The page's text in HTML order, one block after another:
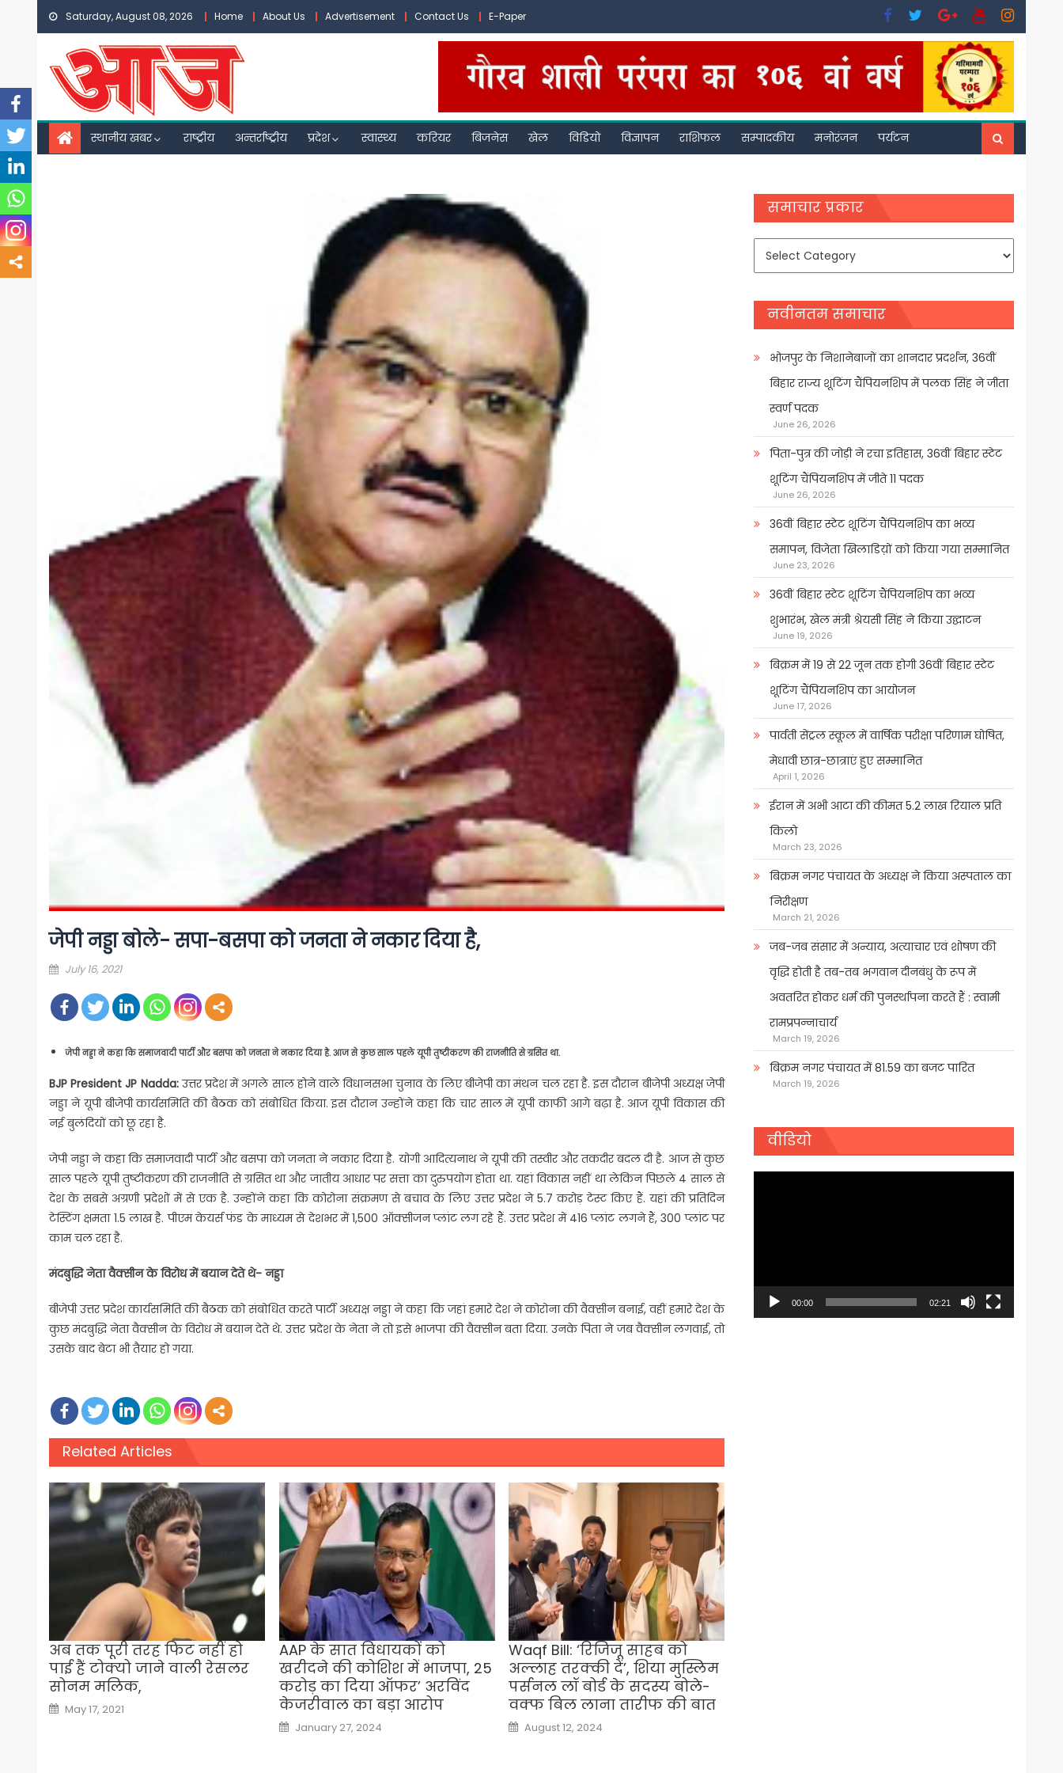
Skip
content
Saturday, August 08, 2026 Home About Us Advertisement Contact Us E-Paper
स्थानीय खबर राष्ट्रीय अन्तर्राष्ट्रीय प्रदेश स्वास्थ्य करियर बिजनेस खेल विडियो विज्ञापन राशिफल सम्पादकीय मनोरंजन पर्यटन
जेपी नड्डा बोले- सपा-बसपा को जनता ने नकार दिया है,
Posted
July 16, 2021
जेपी नड्डा ने कहा कि समाजवादी पार्टी और बसपा को जनता ने नकार दिया है. आज से कुछ साल पहले यूपी तुष्टीकरण की राजनीति से ग्रसित था.
BJP President JP Nadda:उत्तर प्रदेश में अगले साल होने वाले विधानसभा चुनाव के लिए बीजेपी का मंथन चल रहा है. इस दौरान बीजेपी अध्यक्ष जेपी
नड्डा ने यूपी बीजेपी कार्यसमिति की बैठक को संबोधित किया. इस दौरान उन्होंने कहा कि चार साल में यूपी काफी आगे बढ़ा है. आज यूपी विकास की
नई बुलंदियों को छू रहा है.
जेपी नड्डा ने कहा कि समाजवादी पार्टी और बसपा को जनता ने नकार दिया है. योगी आदित्यनाथ ने यूपी की तस्वीर और तकदीर बदल दी है. आज से कुछ
साल पहले यूपी तुष्टीकरण की राजनीति से ग्रसित था और जातीय आधार पर सत्ता का दुरुपयोग होता था. यहां विकास नहीं था लेकिन पिछले 4 साल से
देश के सबसे अग्रणी प्रदेशों में से एक है. उन्होंने कहा कि कोरोना संक्रमण से बचाव के लिए उत्तर प्रदेश ने 5.7 करोड़ टेस्ट किए हैं. यहां की प्रतिदिन
टेस्टिंग क्षमता 1.5 लाख है. पीएम केयर्स फंड के माध्यम से देशभर में 1,500 ऑक्सीजन प्लांट लग रहे हैं. उत्तर प्रदेश में 416 प्लांट लगने हैं, 300 प्लांट पर
काम चल रहा है.
मंदबुद्धि नेता वैक्सीन के विरोध में बयान देते थे- नड्डा
बीजेपी उत्तर प्रदेश कार्यसमिति की बैठक को संबोधित करते पार्टी अध्यक्ष नड्डा ने कहा कि जहां हमारे देश ने कोरोना की वैक्सीन बनाई, वहीं हमारे देश के
कुछ मंदबुद्धि नेता वैक्सीन के विरोध में बयान देते थे. उत्तर प्रदेश के नेता ने तो इसे भाजपा की वैक्सीन बता दिया. उनके पिता ने जब वैक्सीन लगवाई, तो
उसके बाद बेटा भी तैयार हो गया.
Related Articles
अब तक पूरी तरह फिट नहीं हो
पाई हैं टोक्यो जाने वाली रेसलर
सोनम मलिक,
Posted
on
May 17, 2021
AAP के सात विधायकों को
खरीदने की कोशिश में भाजपा, 25
करोड़ का दिया ऑफर’ अरविंद
केजरीवाल का बड़ा आरोप
Posted
on
January 27, 2024
Waqf Bill: ‘रिजिजू साहब को
अल्लाह तरक्की दें’, शिया मुस्लिम
पर्सनल लॉ बोर्ड के सदस्य बोले-
वक्फ बिल लाना तारीफ की बात
Posted
on
August 12, 2024
समाचार प्रकार
समाचार
नवीनतम समाचार
भोजपुर के निशानेबाजों का शानदार प्रदर्शन, 36वीं
बिहार राज्य शूटिंग चैंपियनशिप में पलक सिंह ने जीता
स्वर्ण पदक
June 26, 2026
पिता-पुत्र की जोड़ी ने रचा इतिहास, 36वीं बिहार स्टेट
शूटिंग चैंपियनशिप में जीते 11 पदक
June 26, 2026
36वीं बिहार स्टेट शूटिंग चैंपियनशिप का भव्य
समापन, विजेता खिलाडिय़ों को किया गया सम्मानित
June 23, 2026
36वीं बिहार स्टेट शूटिंग चैंपियनशिप का भव्य
शुभारंभ, खेल मंत्री श्रेयसी सिंह ने किया उद्घाटन
June 19, 2026
बिक्रम में 19 से 22 जून तक होगी 36वीं बिहार स्टेट
शूटिंग चैंपियनशिप का आयोजन
June 17, 2026
पार्वती सेंट्रल स्कूल में वार्षिक परीक्षा परिणाम घोषित,
मेधावी छात्र-छात्राएं हुए सम्मानित
April 1, 2026
ईरान में अभी आटा की कीमत 5.2 लाख रियाल प्रति
किलो
March 23, 2026
बिक्रम नगर पंचायत के अध्यक्ष ने किया अस्पताल का
निरीक्षण
March 21, 2026
जब-जब संसार में अन्याय, अत्याचार एवं शोषण की
वृद्धि होती है तब-तब भगवान दीनबंधु के रूप में
अवतरित होकर धर्म की पुनर्स्थापना करते हैं : स्वामी
रामप्रपन्नाचार्य
March 19, 2026
बिक्रम नगर पंचायत में 81.59 का बजट पारित
March 19, 2026
वीडियो
00:00 02:21